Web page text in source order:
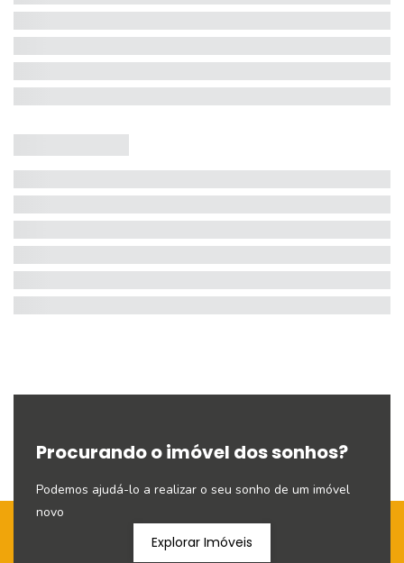
Procurando o imóvel dos sonhos?
Podemos ajudá-lo a realizar o seu sonho de um imóvel
novo
Explorar Imóveis